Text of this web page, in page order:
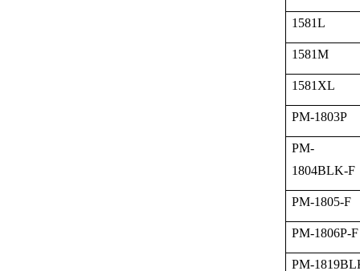
1581L
1581M
1581XL
PM-1803P
PM-
1804BLK-F
PM-1805-F
PM-1806P-F
PM-